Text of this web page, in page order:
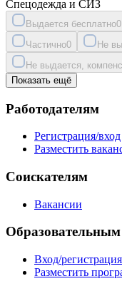
Спецодежда и СИЗ
Выдается бесплатно0
Частично0 Не
Не выдается,
Показать ещё
Работодателям
Регистрация/вход
Разместить
Соискателям
Вакансии
Вход/регистрация
Разместить